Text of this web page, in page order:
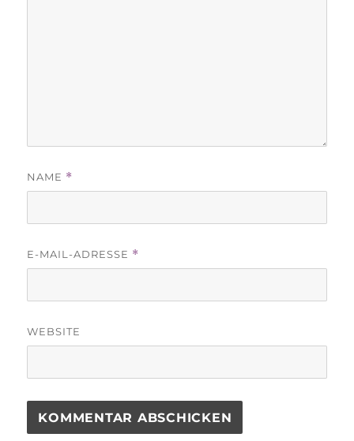
NAME *
E-MAIL-ADRESSE *
WEBSITE